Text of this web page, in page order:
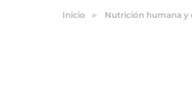
Inicio Nutrición humana y